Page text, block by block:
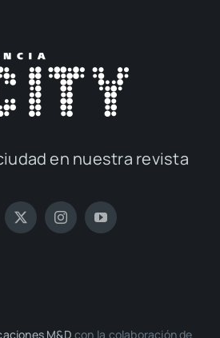
en nues­tra revis­ta
M&D con la cola­bo­ra­ción de